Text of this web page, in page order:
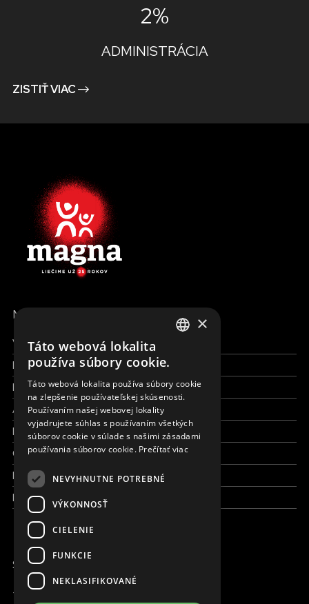
2%
ADMINISTRÁCIA
ZISTIŤ VIAC
MENU
Všetky formy pomoci
Financie a reporty
Pracujte s nami
Aktuálne
Kto sme
Čo robíme
Kde robíme
Kontaktujte nás
SME ONLINE
+421 917 827 827
CZECH
FRENCH
×
Táto webová lokalita
používa súbory cookie.
Táto webová lokalita používa súbory cookie
na zlepšenie používateľskej skúsenosti.
Používaním našej webovej lokality
vyjadrujete súhlas s používaním všetkých
súborov cookie v súlade s našimi zásadami
používania súborov cookie. Prečítať viac
NEVYHNUTNE POTREBNÉ
VÝKONNOSŤ
CIELENIE
FUNKCIE
NEKLASIFIKOVANÉ